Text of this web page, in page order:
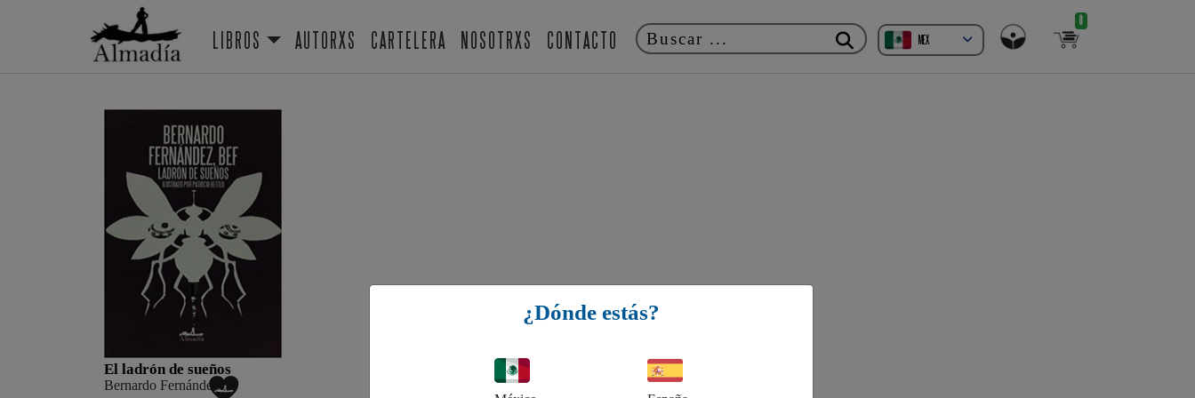
LIBROS AUTORXS CARTELERA NOSOTRXS CONTACTO MEX
0
El ladrón de sueños
Bernardo Fernández
¿Dónde estás?